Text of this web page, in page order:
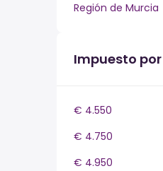
Región de Murcia
Impuesto
€ 4.550
€ 4.750
€ 4.950